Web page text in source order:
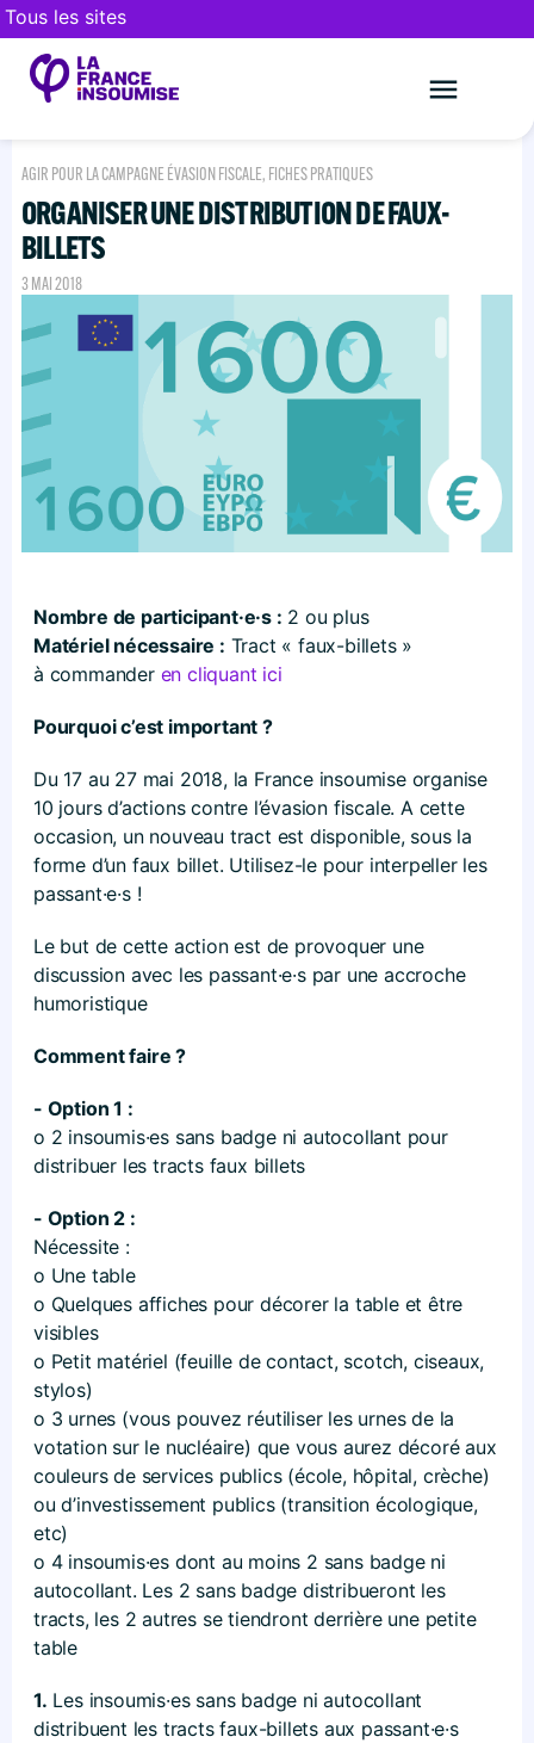
Tous les sites
AGIR POUR LA CAMPAGNE ÉVASION FISCALE, FICHES PRATIQUES
ORGANISER UNE DISTRIBUTION DE FAUX-
BILLETS
3 MAI 2018
Nombre de participant·e·s : 2 ou plus
Matériel nécessaire : Tract « faux-billets »
à commander en cliquant ici
Pourquoi c’est important ?
Du 17 au 27 mai 2018, la France insoumise organise
10 jours d’actions contre l’évasion fiscale. A cette
occasion, un nouveau tract est disponible, sous la
forme d’un faux billet. Utilisez-le pour interpeller les
passant·e·s !
Le but de cette action est de provoquer une
discussion avec les passant·e·s par une accroche
humoristique
Comment faire ?
- Option 1 :
o 2 insoumis·es sans badge ni autocollant pour
distribuer les tracts faux billets
- Option 2 :
Nécessite :
o Une table
o Quelques affiches pour décorer la table et être
visibles
o Petit matériel (feuille de contact, scotch, ciseaux,
stylos)
o 3 urnes (vous pouvez réutiliser les urnes de la
votation sur le nucléaire) que vous aurez décoré aux
couleurs de services publics (école, hôpital, crèche)
ou d’investissement publics (transition écologique,
etc)
o 4 insoumis·es dont au moins 2 sans badge ni
autocollant. Les 2 sans badge distribueront les
tracts, les 2 autres se tiendront derrière une petite
table
1. Les insoumis·es sans badge ni autocollant
distribuent les tracts faux-billets aux passant·e·s